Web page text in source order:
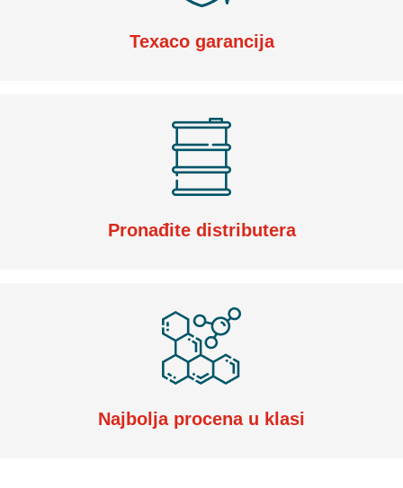
Texaco garancija
Pronađite distributera
Najbolja procena u klasi